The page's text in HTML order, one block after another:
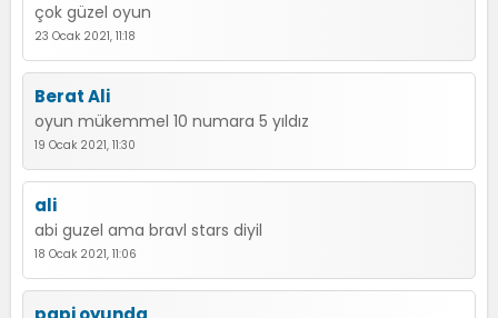
çok güzel oyun
23 Ocak 2021, 11:18
Berat Ali
oyun mükemmel 10 numara 5 yıldız
19 Ocak 2021, 11:30
ali
abi guzel ama bravl stars diyil
18 Ocak 2021, 11:06